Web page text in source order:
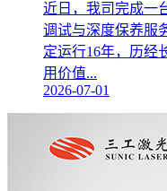
近日，我司完成一
调试与深度保养服
定运行16年，历经
用价值...
2026-07-01